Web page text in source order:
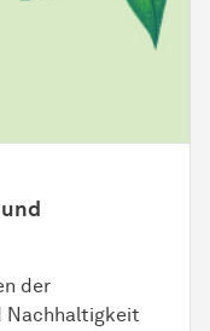
der
Nachhaltigkeit